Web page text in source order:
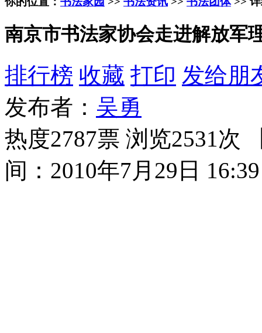
南京市书法家协会走进解放军
排行榜 收藏 打印 发给朋
发布者： 吴勇
热度2787票 浏览2531次
间：2010年7月29日 16:39